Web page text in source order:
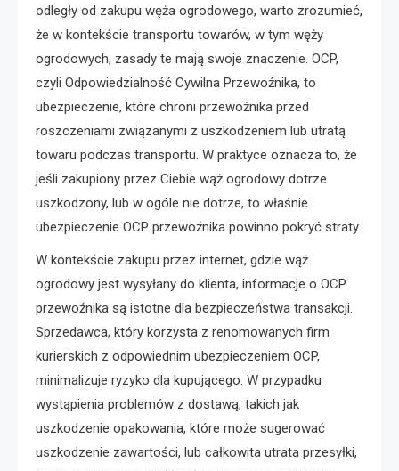
odległy od zakupu węża ogrodowego, warto zrozumieć,
że w kontekście transportu towarów, w tym węży
ogrodowych, zasady te mają swoje znaczenie. OCP,
czyli Odpowiedzialność Cywilna Przewoźnika, to
ubezpieczenie, które chroni przewoźnika przed
roszczeniami związanymi z uszkodzeniem lub utratą
towaru podczas transportu. W praktyce oznacza to, że
jeśli zakupiony przez Ciebie wąż ogrodowy dotrze
uszkodzony, lub w ogóle nie dotrze, to właśnie
ubezpieczenie OCP przewoźnika powinno pokryć straty.
W kontekście zakupu przez internet, gdzie wąż
ogrodowy jest wysyłany do klienta, informacje o OCP
przewoźnika są istotne dla bezpieczeństwa transakcji.
Sprzedawca, który korzysta z renomowanych firm
kurierskich z odpowiednim ubezpieczeniem OCP,
minimalizuje ryzyko dla kupującego. W przypadku
wystąpienia problemów z dostawą, takich jak
uszkodzenie opakowania, które może sugerować
uszkodzenie zawartości, lub całkowita utrata przesyłki,